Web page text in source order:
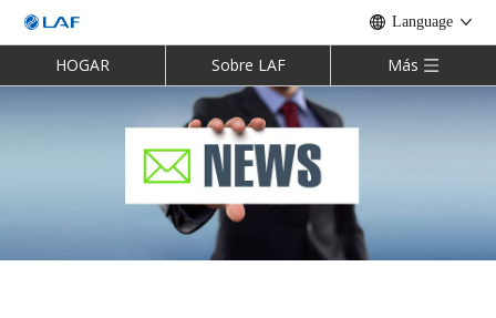
Language
HOGAR Sobre LAF Más